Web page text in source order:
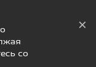
со
×